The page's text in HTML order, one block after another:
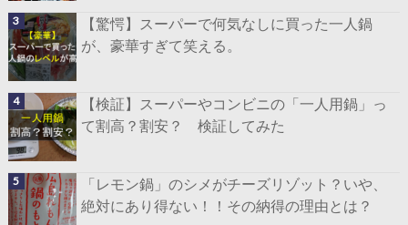
【驚愕】スーパーで何気なしに買った一人鍋
が、豪華すぎて笑える。
【検証】スーパーやコンビニの「一人用鍋」っ
て割高？割安？ 検証してみた
「レモン鍋」のシメがチーズリゾット？いや、
絶対にあり得ない！！その納得の理由とは？